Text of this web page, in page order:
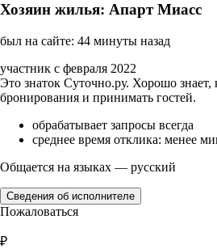
Хозяин жилья: Апарт Миасс
был на сайте: 44 минуты назад
участник с февраля 2022
Это знаток Суточно.ру. Хорошо знает,
бронирования и принимать гостей.
обрабатывает запросы всегда
среднее время отклика: менее
Общается на языках — русский
Сведения об исполнителе
Пожаловаться
₽